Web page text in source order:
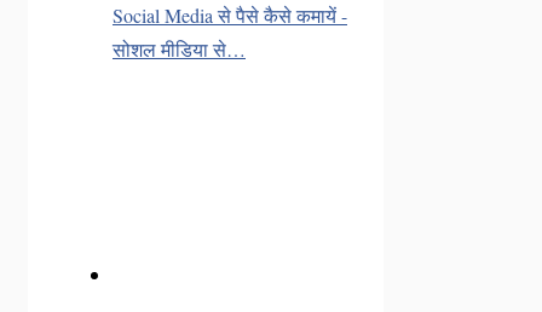
Social Media से पैसे कैसे कमायें -
सोशल मीडिया से…